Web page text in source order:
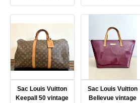
Sac Louis Vuitton
Keepall 50 vintage
Sac Louis Vuitton
Bellevue vintage